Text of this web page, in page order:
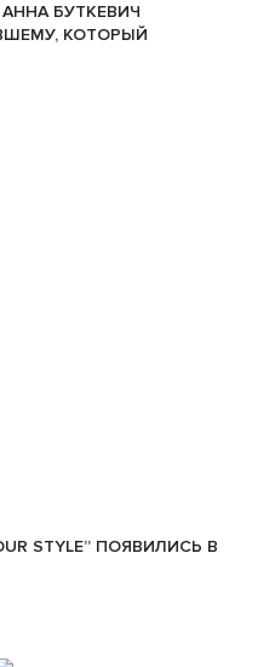
БУТКЕВИЧ
КОТОРЫЙ
STYLE” ПОЯВИЛИСЬ В